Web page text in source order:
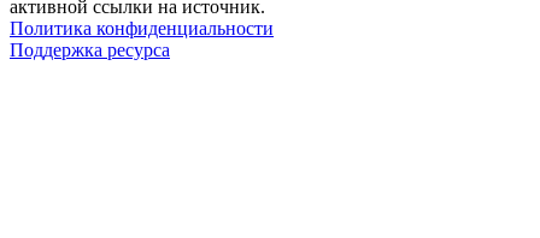
активной ссылки на источник.
Политика конфиденциальности
Поддержка ресурса